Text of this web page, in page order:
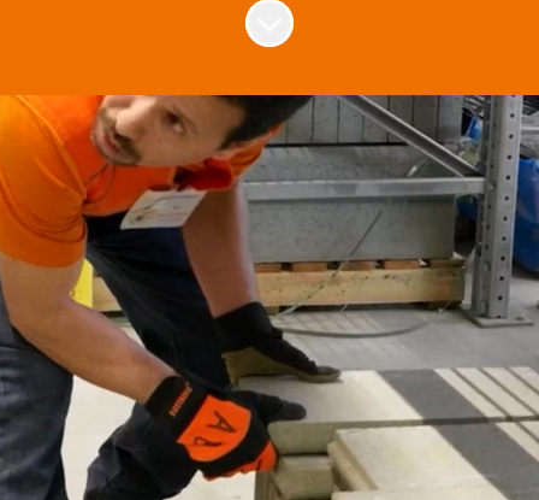
Faire défiler jusqu'au contenu
L'ACTU DU MOMENT